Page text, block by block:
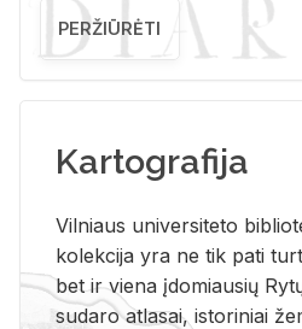
PERŽIŪRĖTI
Kartografija
Vil­niaus uni­ver­si­te­to
ko­lek­ci­ja yra ne tik pati
bet ir vie­na įdo­miau­sių
su­da­ro at­la­sai, is­to­ri­niai